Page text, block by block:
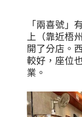
「兩喜號」
上（靠近梧
開了分店。
較好，座位
業。